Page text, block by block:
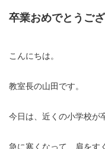
卒業おめでとうござ
こんにちは。
教室長の山田です。
今日は、近くの小学校が
急に寒くなって、肩をす